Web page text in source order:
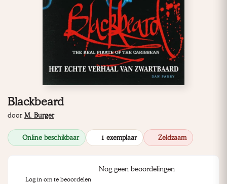
Blackbeard
door M. Burger
Online beschikbaar 1 exemplaar Zeldzaam
Nog geen beoordelingen
Log in om te beoordelen